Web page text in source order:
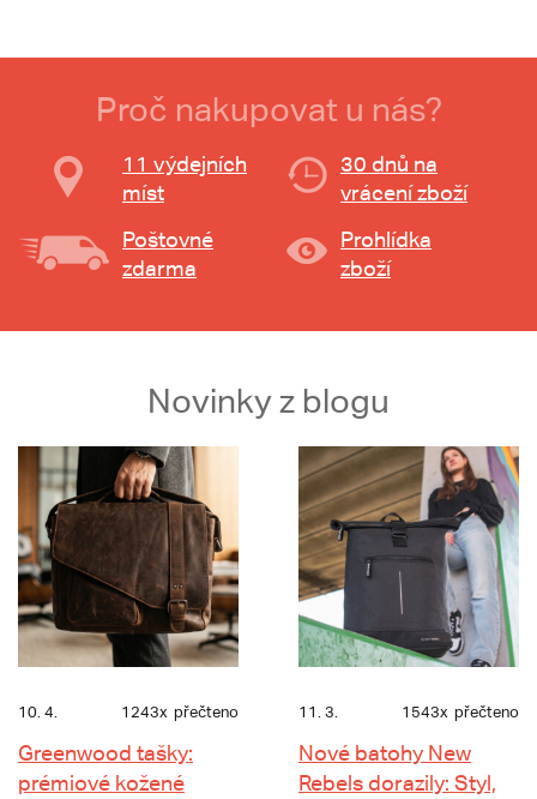
Proč nakupovat u nás?
11 výdejních
míst
30 dnů na
vrácení zboží
Poštovné
zdarma
Prohlídka
zboží
Novinky z blogu
10. 4. 1243x přečteno
Greenwood tašky:
prémiové kožené
11. 3. 1543x přečteno
Nové batohy New
Rebels dorazily: Styl,